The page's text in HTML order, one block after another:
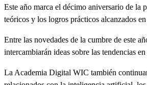
Este año marca el décimo aniversario de la
teóricos y los logros prácticos alcanzados
Entre las novedades de la cumbre de este
intercambiarán ideas sobre las tendencias
La Academia Digital WIC también